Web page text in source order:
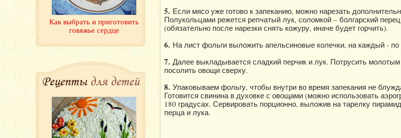
5. Если мясо уже готово к запеканию, можно нарезать
Полукольцами режется репчатый лук, соломкой – болгарский
(обязательно после нарезки снять кожуру, иначе будет горчить).
6. На лист фольги выложить апельсиновые колечки, на каждый - по
7. Далее выкладывается сладкий перчик и лук. Потрусить
посолить овощи сверху.
8. Упаковываем фольгу, чтобы внутри во время запекания не
Готовится свинина в духовке с овощами (можно использовать
180 градусах. Сервировать порционно, выложив на тарелку
перца и лука.
Как выбрать и приготовить
говяжье сердце
Рецепты для детей